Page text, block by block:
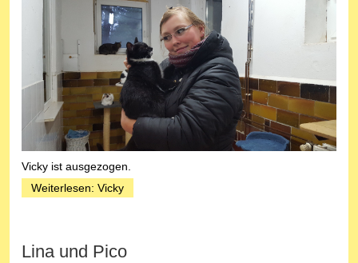
Vicky ist ausgezogen.
Weiterlesen: Vicky
Lina und Pico